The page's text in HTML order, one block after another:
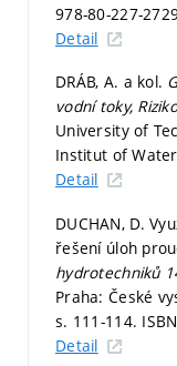
978-80-227-
Detail
DRÁB, A. a kol.
vodní toky,
University of
Institut of
Detail
DUCHAN, D.
řešení úloh
hydrotechniků
Praha: České
s. 111-114.
Detail